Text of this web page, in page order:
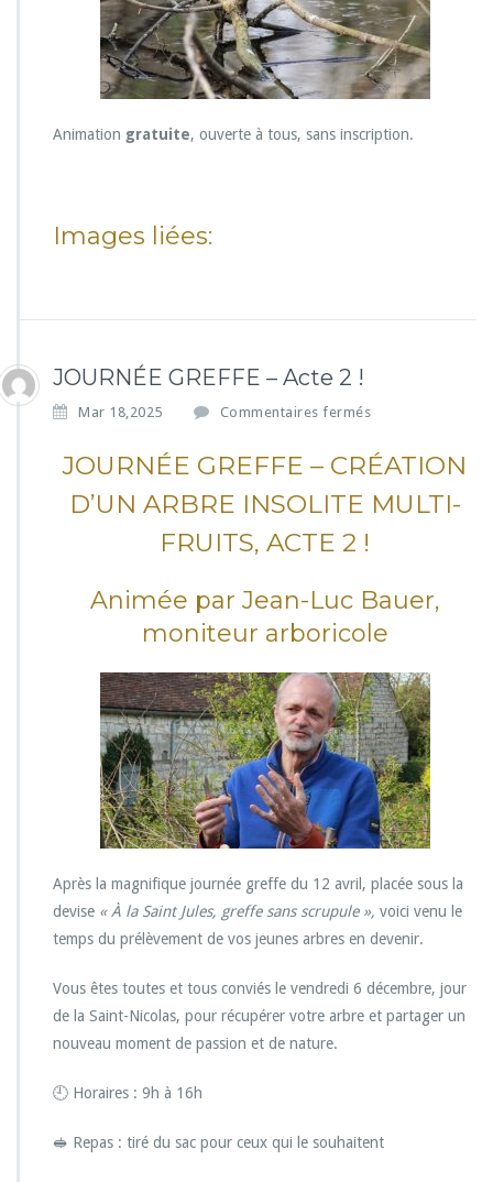
Animation gratuite, ouverte à tous, sans inscription.
Images liées:
JOURNÉE GREFFE – Acte 2 !
Mar 18,2025 Commentaires fermés
r
J
O
É
E
G
E
F
F
E
–
A
c
t
e
2
!
JOURNÉE GREFFE – CRÉATION
D’UN ARBRE INSOLITE MULTI-
FRUITS, ACTE 2 !
Animée par Jean-Luc Bauer,
moniteur arboricole
Après la magnifique journée greffe du 12 avril, placée sous la
devise « À la Saint Jules, greffe sans scrupule », voici venu le
temps du prélèvement de vos jeunes arbres en devenir.
Vous êtes toutes et tous conviés le vendredi 6 décembre, jour
de la Saint-Nicolas, pour récupérer votre arbre et partager un
nouveau moment de passion et de nature.
🕘 Horaires : 9h à 16h
🥪 Repas : tiré du sac pour ceux qui le souhaitent